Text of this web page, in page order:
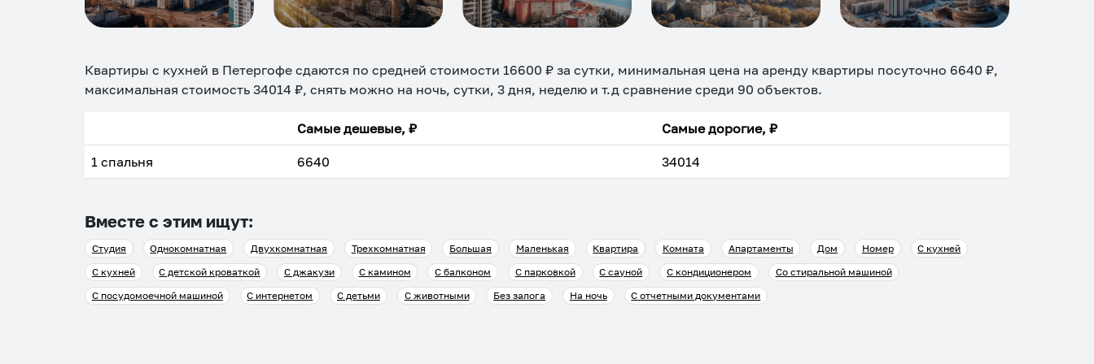
Квартиры с кухней в Петергофе сдаются по средней стоимости 16600 ₽ за сутки, минимальная цена на аренду квартиры посуточно 6640 ₽,
максимальная стоимость 34014 ₽, снять можно на ночь, сутки, 3 дня, неделю и т.д сравнение среди 90 объектов.
Самые дешевые, ₽ Самые дорогие, ₽
1 спальня 6640 34014
Вместе с этим ищут:
Студия Однокомнатная Двухкомнатная Трехкомнатная Большая Маленькая Квартира Комната Апартаменты Дом Номер
С кухней
С кухней
С детской кроваткой С джакузи С камином С балконом С парковкой С сауной С кондиционером
Со стиральной машиной
С посудомоечной машиной
С интернетом С детьми С животными Без залога На ночь С отчетными документами